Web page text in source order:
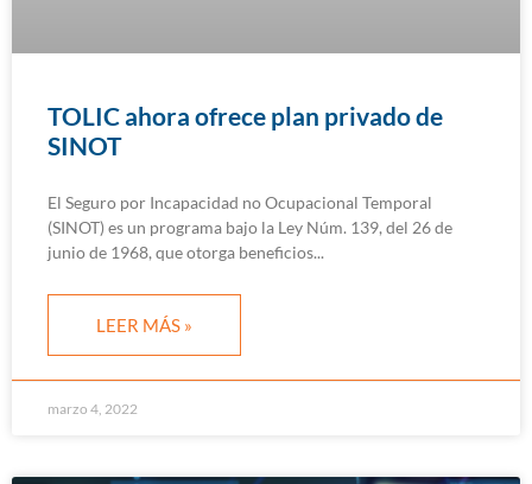
TOLIC ahora ofrece plan privado de
SINOT
El Seguro por Incapacidad no Ocupacional Temporal
(SINOT) es un programa bajo la Ley Núm. 139, del 26 de
junio de 1968, que otorga beneficios
LEER MÁS »
marzo 4, 2022